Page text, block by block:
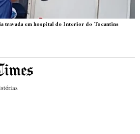
travada em hospital do Interior do Tocantins